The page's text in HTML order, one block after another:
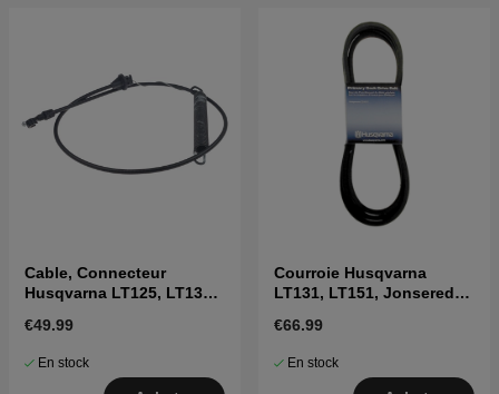
Cable, Connecteur
Husqvarna LT125, LT130,
€49.99
En stock
Courroie Husqvarna
LT131, LT151, Jonsered
€66.99
En stock